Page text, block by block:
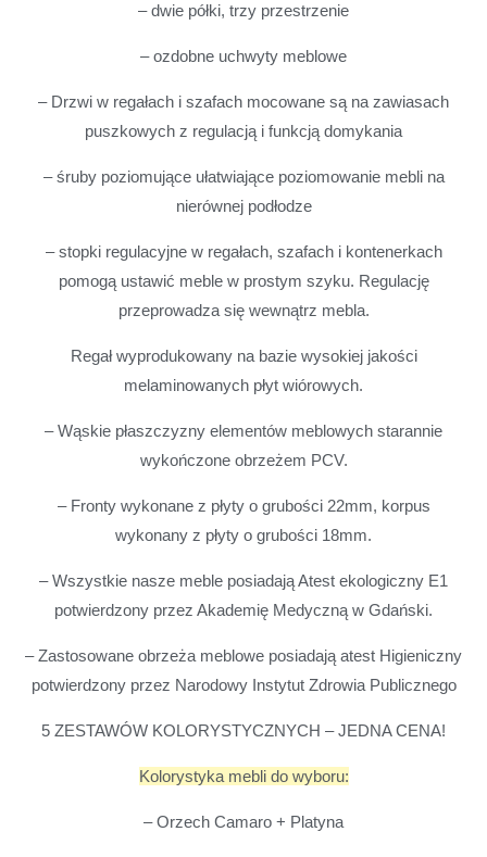
– dwie półki, trzy przestrzenie
– ozdobne uchwyty meblowe
– Drzwi w regałach i szafach mocowane są na zawiasach
puszkowych z regulacją i funkcją domykania
– śruby poziomujące ułatwiające poziomowanie mebli na
nierównej podłodze
– stopki regulacyjne w regałach, szafach i kontenerkach
pomogą ustawić meble w prostym szyku. Regulację
przeprowadza się wewnątrz mebla.
Regał wyprodukowany na bazie wysokiej jakości
melaminowanych płyt wiórowych.
– Wąskie płaszczyzny elementów meblowych starannie
wykończone obrzeżem PCV.
– Fronty wykonane z płyty o grubości 22mm, korpus
wykonany z płyty o grubości 18mm.
– Wszystkie nasze meble posiadają Atest ekologiczny E1
potwierdzony przez Akademię Medyczną w Gdański.
– Zastosowane obrzeża meblowe posiadają atest Higieniczny
potwierdzony przez Narodowy Instytut Zdrowia Publicznego
5 ZESTAWÓW KOLORYSTYCZNYCH – JEDNA CENA!
Kolorystyka mebli do wyboru:
– Orzech Camaro + Platyna